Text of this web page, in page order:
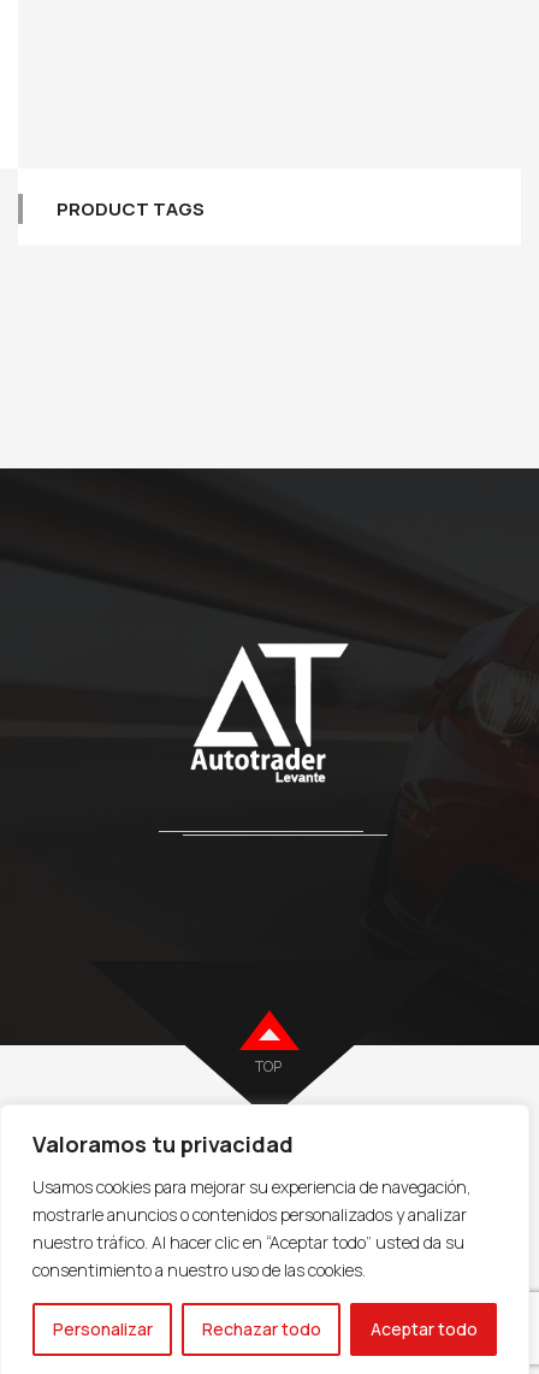
Valoramos tu privacidad
Usamos cookies para mejorar su experiencia de navegación,
mostrarle anuncios o contenidos personalizados y analizar
nuestro tráfico. Al hacer clic en “Aceptar todo” usted da su
consentimiento a nuestro uso de las cookies.
Personalizar Rechazar todo Aceptar todo
PRODUCT TAGS
TOP
VENDER COCHE I TASAR MI COCHE IVENDER FURGONETA |VENDER
COCHE CLÁSICO |
AVISO LEGAL I POLÍTICA DE PRIVACIDAD COPYRIGHT
2021 . TODOS LOS DERECHOS RESERVADOS.LEAD-IN BUSINESS
¡Hola, pídenos información!